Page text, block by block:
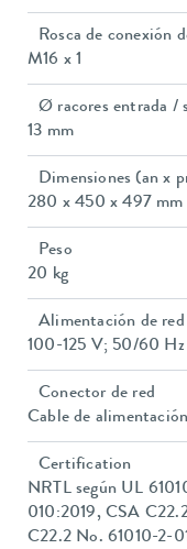
Rosca de conexión
M16 x 1
Ø racores entrada /
13 mm
Dimensiones (an x
280 x 450 x 497 mm
Peso
20 kg
Alimentación de red
100-125 V; 50/60 Hz
Conector de red
Cable de
Certification
NRTL según UL
010:2019, CSA
C22.2 No. 61010-2-